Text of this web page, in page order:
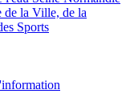
de la Ville, de la
Sports